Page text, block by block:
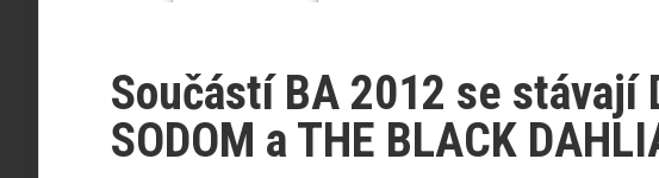
Součástí BA 2012 se stávají
SODOM a THE BLACK